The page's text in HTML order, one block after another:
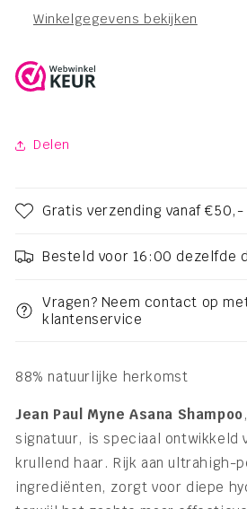
Winkelgegevens bekijken
Delen
Gratis verzending vanaf €50,-
Besteld voor 16:00 dezelfde
Vragen? Neem contact op
klantenservice
88% natuurlijke herkomst
Jean Paul Myne Asana Shampoo
signatuur, is speciaal ontwikkeld
krullend haar. Rijk aan ultrahigh-
ingrediënten, zorgt voor diepe